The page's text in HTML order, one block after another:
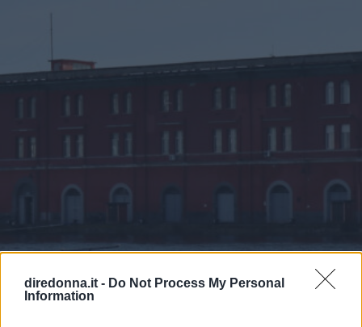
diredonna.it - Do Not Process My Personal
Information